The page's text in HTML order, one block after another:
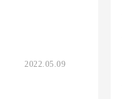
2022.05.09